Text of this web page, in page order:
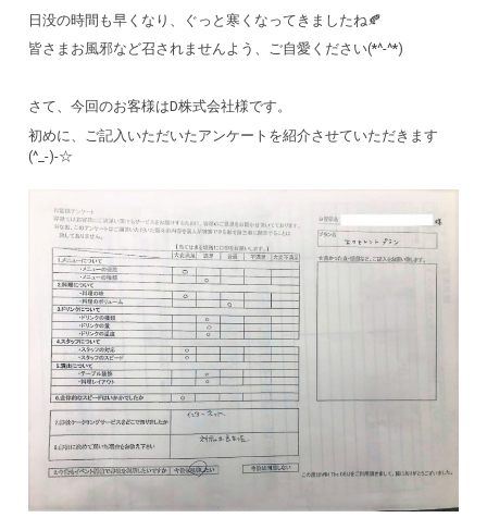
日没の時間も早くなり、ぐっと寒くなってきましたね🍂
皆さまお風邪など召されませんよう、ご自愛ください(*^-^*)
さて、今回のお客様はD株式会社様です。
初めに、ご記入いただいたアンケートを紹介させていただきます
(^_-)-☆